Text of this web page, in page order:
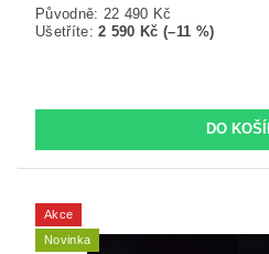
Původně: 22 490 Kč
Ušetříte:2 590 Kč (–11 %)
Akce
Novinka